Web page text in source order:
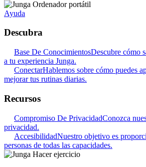
Ayuda
Descubra
Base De ConocimientosDescubre cómo
a tu experiencia Junga.
ConectarHablemos sobre cómo puedes
mejorar tus rutinas diarias.
Recursos
Compromiso De PrivacidadConozca
privacidad.
AccesibilidadNuestro objetivo es
personas de todas las capacidades.